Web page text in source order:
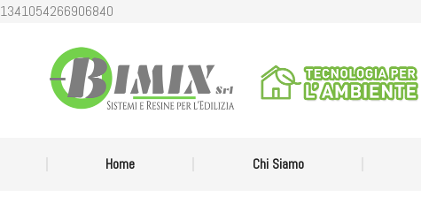
1341054266906840
Home Chi Siamo